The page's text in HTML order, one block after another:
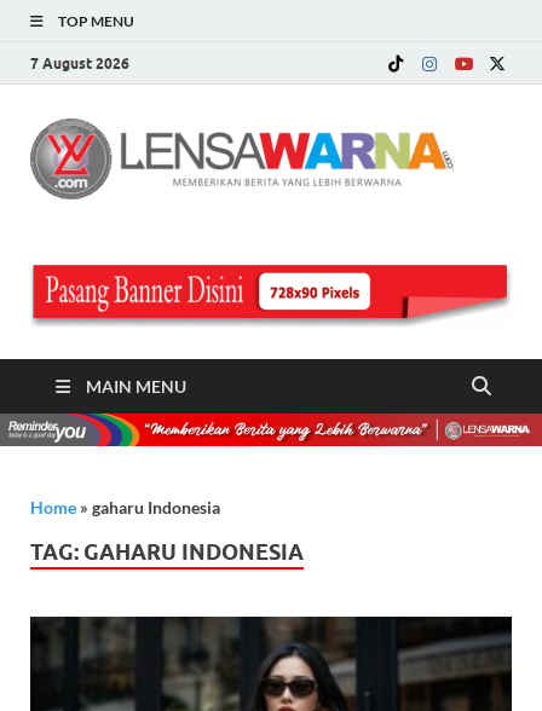
TOP MENU
7 August 2026
MAIN MENU
Home » gaharu Indonesia
TAG: GAHARU INDONESIA